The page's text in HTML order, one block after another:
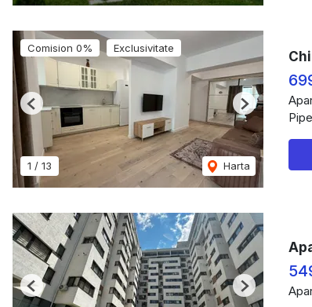
Comision 0% Exclusivitate
1 / 13 Harta
Previous Next
Previous Next